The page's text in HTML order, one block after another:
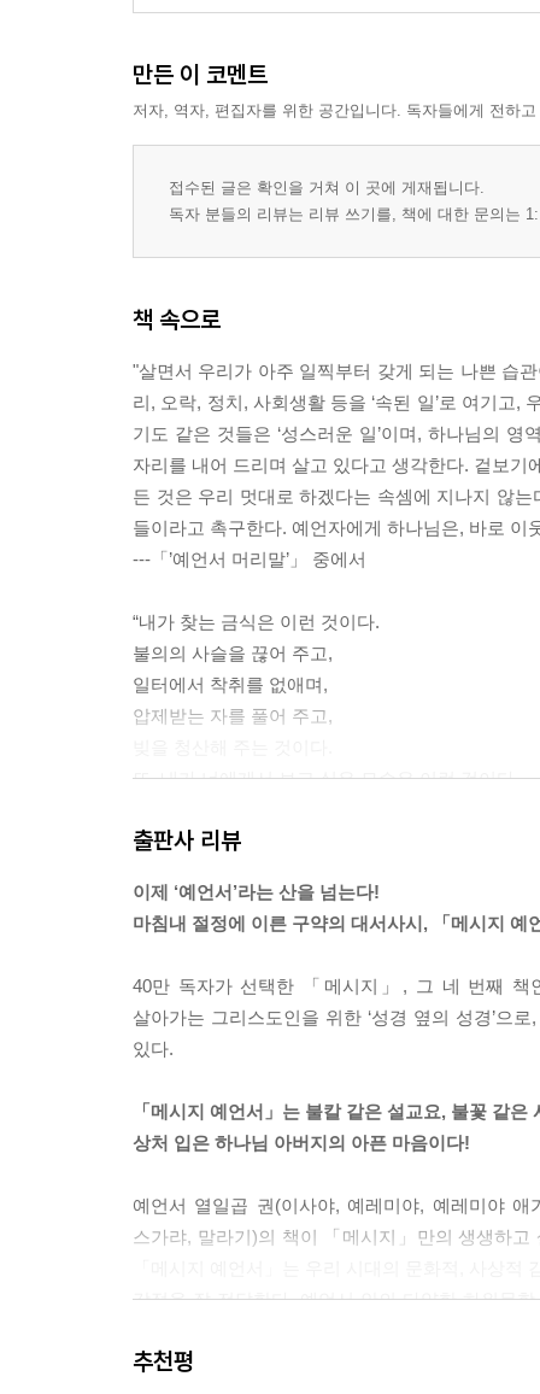
만든 이 코멘트
저자, 역자, 편집자를 위한 공간입니다. 독자들에게 전하
접수된 글은 확인을 거쳐 이 곳에 게재됩니다.
독자 분들의 리뷰는 리뷰 쓰기를, 책에 대한 문의는
책 속으로
"살면서 우리가 아주 일찍부터 갖게 되는 나쁜 습
리, 오락, 정치, 사회생활 등을 ‘속된 일’로 여기고
기도 같은 것들은 ‘성스러운 일’이며, 하나님의
자리를 내어 드리며 살고 있다고 생각한다. 겉보
든 것은 우리 멋대로 하겠다는 속셈에 지나지 않
들이라고 촉구한다. 예언자에게 하나님은, 바로 이
---「’예언서 머리말’」 중에서
“내가 찾는 금식은 이런 것이다.
불의의 사슬을 끊어 주고,
일터에서 착취를 없애며,
압제받는 자를 풀어 주고,
또, 내가 너에게서 보고 싶은 모습은 이런 것이다.
집 없고 가난한 자들을 집에 초대하며,
혈육을 외면하지 않고 도와주는 모습이다.
이런 일을 행하여라. 그러면 빛이 쏟아져 들어와,
너의 의가 네 앞서 길을 닦을 것이요,
영광의 하나님이 너의 길을 지켜 주실 것이다.
네가 기도할 때 하나님이 응답하실 것이다.
만일 네가 불공정한 관행을 없애고,
남의 허물을 들추는 일을 그친다면,
또, 네가 굶주린 자들에게 아낌없이 베풀고
내가 가야 할 네 길을 항상 일러 줄 것이다.
출판사 리뷰
이제 ‘예언서’라는 산을 넘는다!
마침내 절정에 이른 구약의 대서사시, 「메시지 예
40만 독자가 선택한 「메시지」, 그 네 번째 책
살아가는 그리스도인을 위한 ‘성경 옆의 성경’으
있다.
「메시지 예언서」는 불칼 같은 설교요, 불꽃 같은
상처 입은 하나님 아버지의 아픈 마음이다!
예언서 열일곱 권(이사야, 예레미야, 예레미야
스가랴, 말라기)의 책이 「메시지」만의 생생하
감정을 잘 전달한다. 예언서 안의 다양한 하위문
요구하시는지를 잘 드러내며, 구약의 하나님 아버
추천평